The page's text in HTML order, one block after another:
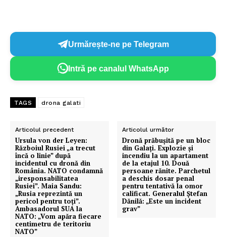
Urmărește-ne pe Telegram
Intră pe canalul WhatsApp
TAGS drona galati
Articolul precedent
Ursula von der Leyen:
Războiul Rusiei „a trecut
încă o linie” după
incidentul cu dronă din
România. NATO condamnă
„iresponsabilitatea
Rusiei”. Maia Sandu:
„Rusia reprezintă un
pericol pentru toți”.
Ambasadorul SUA la
NATO: „Vom apăra fiecare
centimetru de teritoriu
NATO”
Articolul următor
Dronă prăbuşită pe un bloc
din Galați. Explozie şi
incendiu la un apartament
de la etajul 10. Două
persoane rănite. Parchetul
a deschis dosar penal
pentru tentativă la omor
calificat. Generalul Ștefan
Dănilă: „Este un incident
grav”